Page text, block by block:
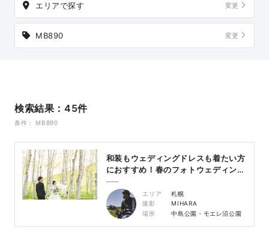
エリアで探す 変更
MB890 変更
検索結果：45件
条件： MB890
和装もウェディングドレスも着たい方
におすすめ！春のフォトウェディング
❀
エリア
札幌
撮影
MIHARA
場所
中島公園・モエレ沼公園